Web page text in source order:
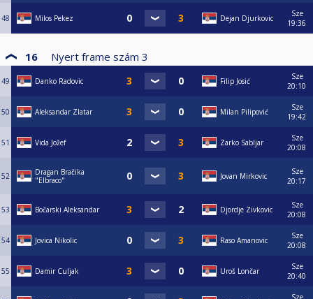
48 Milos Pekez Dejan Djurkovic
Sze
19:36
16 Nyert frame szám 3
49 Danko Radovic Filip Josić
Sze
20:10
50 Aleksandar Zlatar Milan Pilipović
Sze
19:42
51 Vida Jožef Zarko Sabljar
Sze
20:08
52
Dragan Bračika
"Elbraco"
Jovan Mirkovic
Sze
20:17
53 Bočarski Aleksandar Djordje Zivkovic
Sze
20:08
54 Jovica Nikolic Raso Amanovic
Sze
20:08
55 Damir Culjak Uroš Lončar
Sze
20:40
Sze